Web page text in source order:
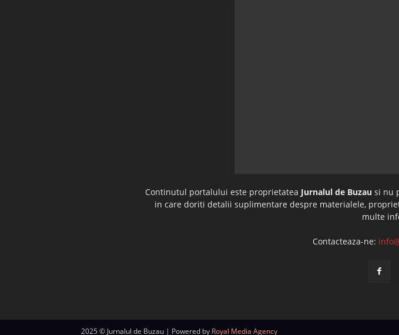
Continutul portalului este proprietatea Jurnalul de Buzau si nu
in care doriti detalii suplimentare despre materialele,
multe
Contacteaza-ne:
2025 © Jurnalul de Buzau | Powered by Royal Media Agency